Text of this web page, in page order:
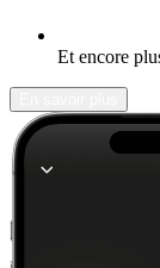
Et encore